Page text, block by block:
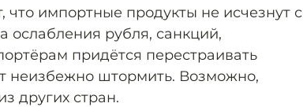
импортные продукты не исчезнут с
ослабления рубля, санкций,
придётся перестраивать
неизбежно штормить. Возможно,
других стран.